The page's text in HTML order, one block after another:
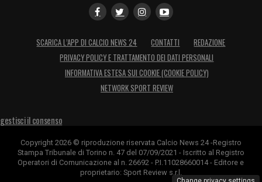
SCARICA L’APP DI CALCIO NEWS 24 CONTATTI
REDAZIONE
PRIVACY POLICY E TRATTAMENTO DEI DATI PERSONALI
INFORMATIVA ESTESA SUI COOKIE (COOKIE POLICY)
NETWORK SPORT REVIEW
gestisci il consenso
Copyright 2026 © riproduzione riservata Calcio News 24 -Registro
Stampa Tribunale di Torino n. 47 del 07/09/2021 - Iscritto al Registro
Operatori di Comunicazione al n. 26692 - P.I.11028660014 - Editore e
proprietario: Sport Review s.r.l.